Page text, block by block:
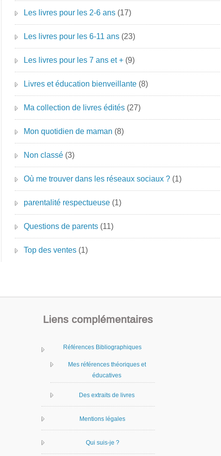
Les livres pour les 2-6 ans (17)
Les livres pour les 6-11 ans (23)
Les livres pour les 7 ans et + (9)
Livres et éducation bienveillante (8)
Ma collection de livres édités (27)
Mon quotidien de maman (8)
Non classé (3)
Où me trouver dans les réseaux sociaux ? (1)
parentalité respectueuse (1)
Questions de parents (11)
Top des ventes (1)
Liens complémentaires
Références Bibliographiques
Mes références théoriques et
éducatives
Des extraits de livres
Mentions légales
Qui suis-je ?